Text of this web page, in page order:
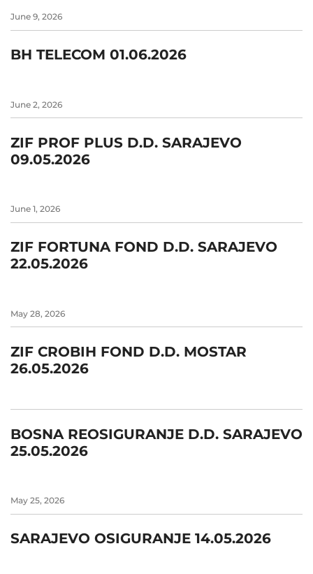
June 9, 2026
BH TELECOM 01.06.2026
June 2, 2026
ZIF PROF PLUS D.D. SARAJEVO
09.05.2026
June 1, 2026
ZIF FORTUNA FOND D.D. SARAJEVO
22.05.2026
May 28, 2026
ZIF CROBIH FOND D.D. MOSTAR
26.05.2026
BOSNA REOSIGURANJE D.D. SARAJEVO
25.05.2026
May 25, 2026
SARAJEVO OSIGURANJE 14.05.2026